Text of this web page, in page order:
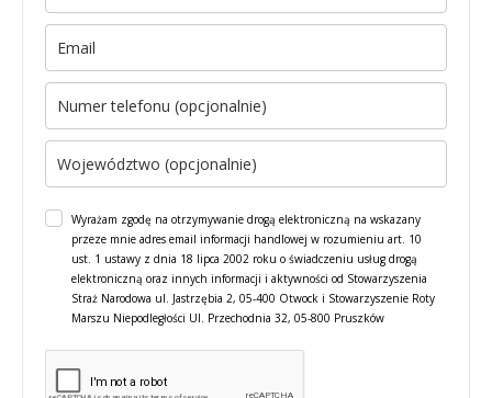
Wyrażam zgodę na otrzymywanie drogą elektroniczną na wskazany
przeze mnie adres email informacji handlowej w rozumieniu art. 10
ust. 1 ustawy z dnia 18 lipca 2002 roku o świadczeniu usług drogą
elektroniczną oraz innych informacji i aktywności od Stowarzyszenia
Straż Narodowa ul. Jastrzębia 2, 05-400 Otwock i Stowarzyszenie Roty
Marszu Niepodległości Ul. Przechodnia 32, 05-800 Pruszków